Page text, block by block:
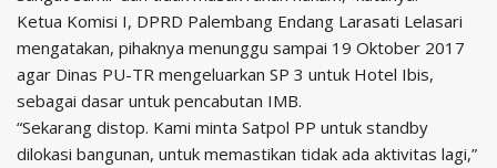
Ketua Komisi I, DPRD Palembang Endang Larasati Lelasari
mengatakan, pihaknya menunggu sampai 19 Oktober 2017
agar Dinas PU-TR mengeluarkan SP 3 untuk Hotel Ibis,
sebagai dasar untuk pencabutan IMB.
“Sekarang distop. Kami minta Satpol PP untuk standby
dilokasi bangunan, untuk memastikan tidak ada aktivitas lagi,”